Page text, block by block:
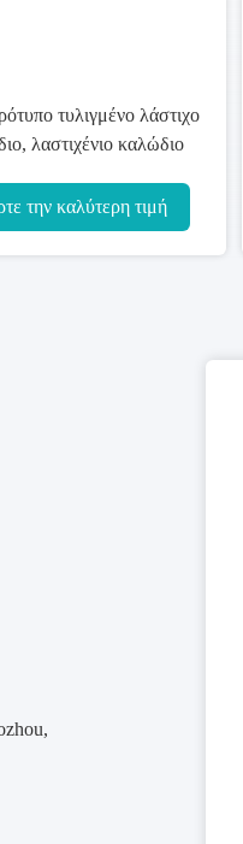
τυλιγμένο λάστιχο
λαστιχένιο καλώδιο
πυρήνες
την καλύτερη τιμή